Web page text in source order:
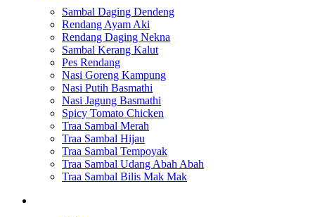
Sambal Daging Dendeng
Rendang Ayam Aki
Rendang Daging Nekna
Sambal Kerang Kalut
Pes Rendang
Nasi Goreng Kampung
Nasi Putih Basmathi
Nasi Jagung Basmathi
Spicy Tomato Chicken
Traa Sambal Merah
Traa Sambal Hijau
Traa Sambal Tempoyak
Traa Sambal Udang Abah Abah
Traa Sambal Bilis Mak Mak